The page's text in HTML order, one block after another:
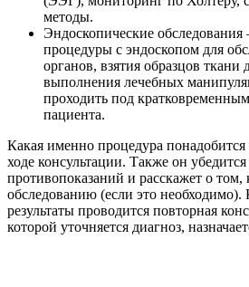
методы.
Эндоскопические обследования
процедуры с эндоскопом для
органов, взятия образцов ткани
выполнения лечебных
проходить под
пациента.
Какая именно процедура понадобится
ходе консультации. Также он убедится
противопоказаний и расскажет о том,
обследованию (если это необходимо).
результаты проводится повторная
которой уточняется диагноз,